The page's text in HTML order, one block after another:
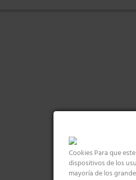
Cookies Para que
dispositivos de los
mayoría de los